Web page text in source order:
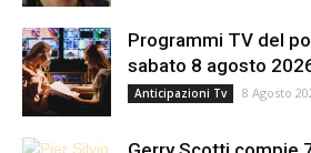
Programmi TV del
sabato 8 agosto
Anticipazioni Tv 8 Agosto